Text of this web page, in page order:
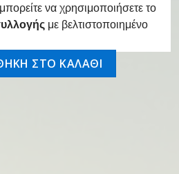
να χρησιμοποιήσετε το
με βελτιστοποιημένο
V ποσότητα
ΣΤΟ ΚΑΛΑΘΙ